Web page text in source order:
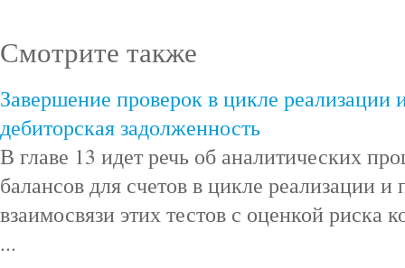
Смотрите также
Завершение проверок в цикле
дебиторская задолженность
В главе 13 идет речь об аналитических
балансов для счетов в цикле реализации
взаимосвязи этих тестов с оценкой риска
...